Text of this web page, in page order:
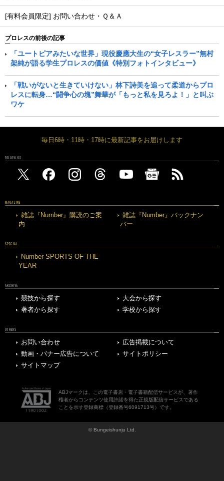
[有料会員限定] お問い合わせ・Ｑ＆Ａ
プロレスの前後の記事
「ユートピアみたいな世界」現役慶應大生の“女子レスラー”無村
架純が語る学生プロレスの価値《特別フォトインタビュー》
「戦いがないと生きていけない」林下詩美を追って柔道からプロ
レスに転身…“闘争心の塊”舞華が「もっと私を見ろよ！」と叫ぶ
ワケ
毎日6時・11時・17時に最新記事をお届けします
FOLLOW US
MAGAZINE
雑誌『Number』購読のご案
内
雑誌『Number』バックナン
バー
SPECIAL
Number SPORTS OF THE
YEAR
ARCHIVE
競技から探す
大会から探す
著者から探す
学校から探す
OTHERS
お問い合わせ
広告掲載について
動画・バナー広告について
サイトポリシー
サイトマップ
ABJマークは、この電子書店・電子書籍配信サービスが、著作
権者からコンテンツ使用許諾を得た正規版配信サービスである
ことを示す登録商標（登録番号6091713号）です。
© Bungeishunju Ltd.